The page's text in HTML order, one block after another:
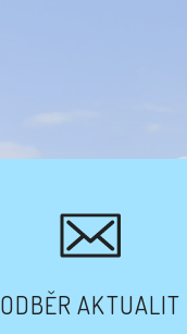
ODBĚR AKTUALIT